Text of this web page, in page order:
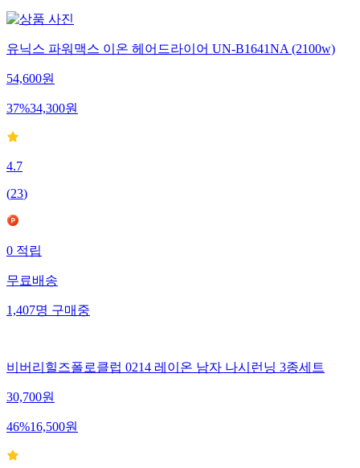
유닉스 파워맥스 이온 헤어드라이어 UN-B1641NA (2100w)
54,600원
37%34,300원
4.7
(23)
0 적립
무료배송
1,407명 구매중
비버리힐즈폴로클럽 0214 레이온 남자 나시런닝 3종세트
30,700원
46%16,500원